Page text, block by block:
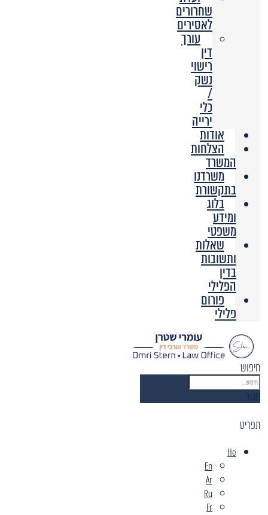
שחרורים
לאסירים
עורך
דין
רישוי
נשק
/
כלי
ירייה
אודות
הצלחות
המשרד
משרדנו
בתקשורת
בלוג
ומידע
משפטי
שאלות
ותשובות
בדין
הפלילי
פורום
פלילי
חיפוש
תפריט
He
En
Ar
Ru
Fr